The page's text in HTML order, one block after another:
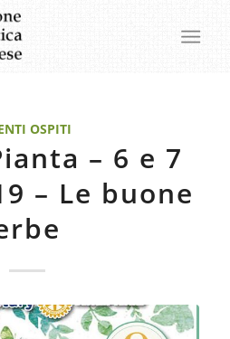
OSPITI
– 6 e 7
– Le buone